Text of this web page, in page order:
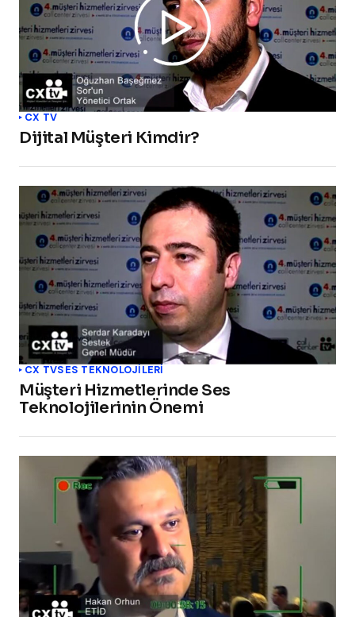
CX TV
Dijital Müşteri Kimdir?
CX TVSES TEKNOLOJILERI
Müşteri Hizmetlerinde Ses
Teknolojilerinin Önemi